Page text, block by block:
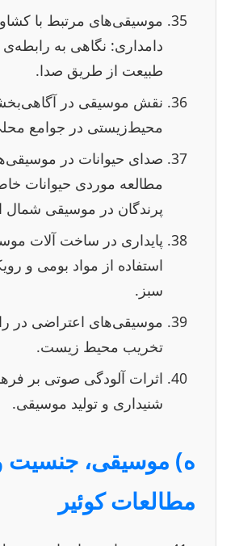
موسیقی‌های مرتبط با
دامداری: نگاهی به
طبیعت از طریق صدا.
نقش موسیقی در
محیط‌زیستی در جوامع
صدای حیوانات در
مطالعه موردی حیوانات
پرندگان در موسیقی شمال
پایداری در ساخت آلات
استفاده از مواد بومی و
سبز.
موسیقی‌های اعتراضی در
تخریب محیط زیست.
اثرات آلودگی صوتی بر
شنیداری و تولید موسیقی.
ه) موسیقی، جنسیت
مطالعات کوئیر